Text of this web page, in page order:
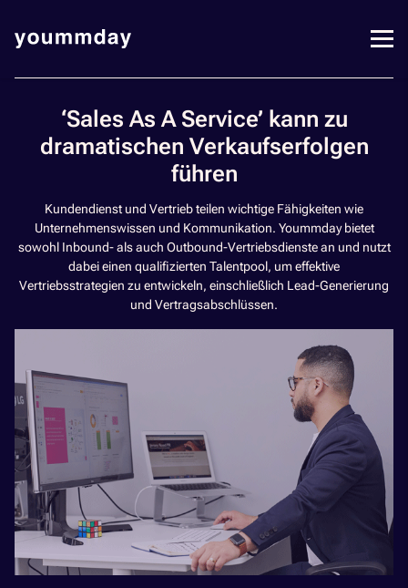
‘Sales As A Service’ kann zu
dramatischen Verkaufserfolgen
führen
Kundendienst und Vertrieb teilen wichtige Fähigkeiten wie
Unternehmenswissen und Kommunikation. Yoummday bietet
sowohl Inbound- als auch Outbound-Vertriebsdienste an und nutzt
dabei einen qualifizierten Talentpool, um effektive
Vertriebsstrategien zu entwickeln, einschließlich Lead-Generierung
und Vertragsabschlüssen.